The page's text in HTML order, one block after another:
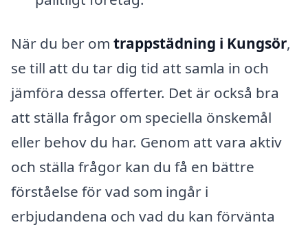
När du ber om trappstädning i Kungsör,
se till att du tar dig tid att samla in och
jämföra dessa offerter. Det är också bra
att ställa frågor om speciella önskemål
eller behov du har. Genom att vara aktiv
och ställa frågor kan du få en bättre
förståelse för vad som ingår i
erbjudandena och vad du kan förvänta